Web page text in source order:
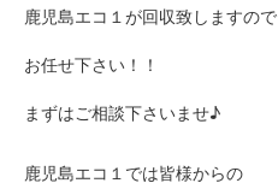
鹿児島エコ１が回収致しますので
お任せ下さい！！
まずはご相談下さいませ♪
鹿児島エコ１では皆様からの